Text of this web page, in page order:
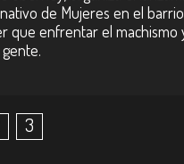
de Mujeres en el
que enfrentar el machismo
3